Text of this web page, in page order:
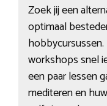
Zoek jij een
optimaal
workshops snel
een paar lessen
mediteren en